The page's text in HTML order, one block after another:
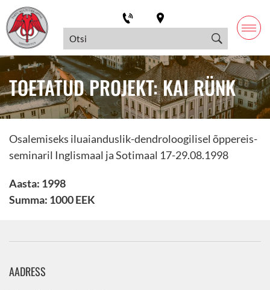
TOETATUD PROJEKT: KAI RÜNK
Osalemiseks iluaianduslik-dendroloogilisel õppereis-
seminaril Inglismaal ja Sotimaal 17-29.08.1998
Aasta: 1998
Summa: 1000 EEK
AADRESS